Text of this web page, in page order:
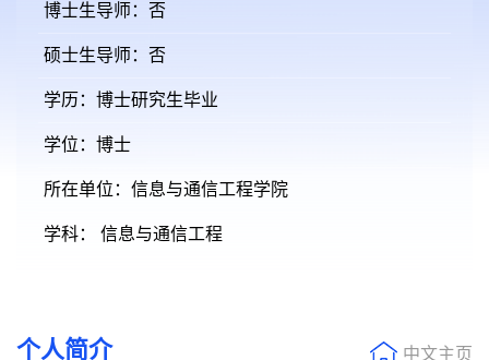
博士生导师：否
硕士生导师：否
学历：博士研究生毕业
学位：博士
所在单位：信息与通信工程学院
学科： 信息与通信工程
个人简介 中文主页